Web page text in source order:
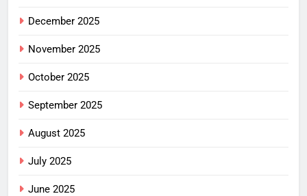
December 2025
November 2025
October 2025
September 2025
August 2025
July 2025
June 2025